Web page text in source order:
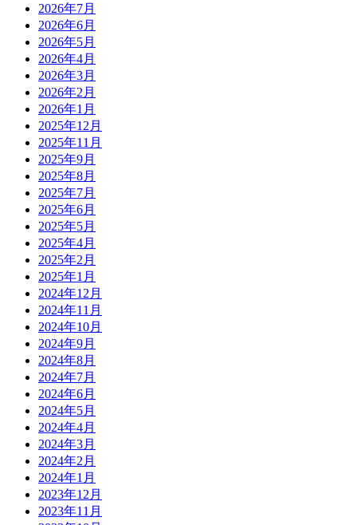
2026年7月
2026年6月
2026年5月
2026年4月
2026年3月
2026年2月
2026年1月
2025年12月
2025年11月
2025年9月
2025年8月
2025年7月
2025年6月
2025年5月
2025年4月
2025年2月
2025年1月
2024年12月
2024年11月
2024年10月
2024年9月
2024年8月
2024年7月
2024年6月
2024年5月
2024年4月
2024年3月
2024年2月
2024年1月
2023年12月
2023年11月